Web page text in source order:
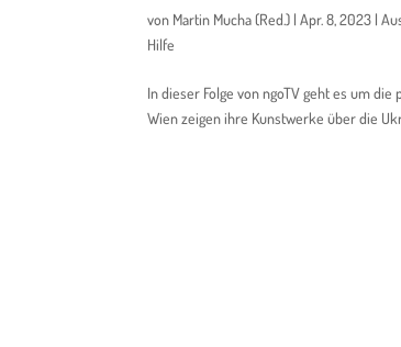
von Martin Mucha (Red.) |Apr. 8, 2023 |
Hilfe
In dieser Folge von ngoTV geht es um
Wien zeigen ihre Kunstwerke über die